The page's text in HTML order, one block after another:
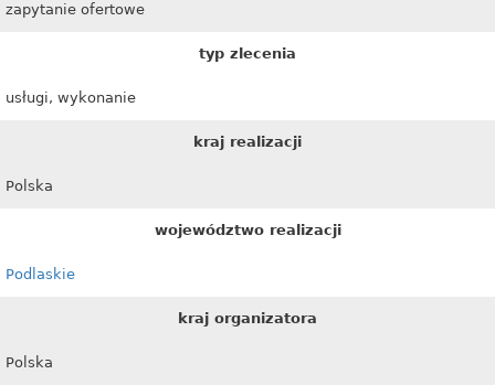
zapytanie ofertowe
typ zlecenia
usługi, wykonanie
kraj realizacji
Polska
województwo realizacji
Podlaskie
kraj organizatora
Polska